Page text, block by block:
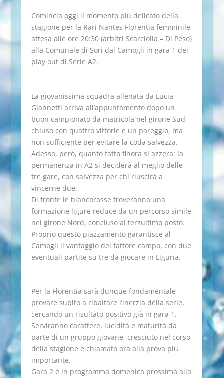
Comincia oggi il momento più delicato della
stagione per la Rari Nantes Florentia femminile,
attesa alle ore 20:30 (arbitri Scarciolla – Di Peso)
alla Comunale di Sori dal Camogli in gara 1 dei
play out di Serie A2.
La giovanissima squadra allenata da Lucia
Giannetti arriva all’appuntamento dopo un
buon campionato da matricola nel girone Sud,
chiuso con quattro vittorie e un pareggio, ma
non sufficiente per evitare la coda salvezza.
Adesso, però, quanto fatto finora si azzera: la
permanenza in A2 si deciderà al meglio delle
tre gare, con salvezza per chi riuscirà a
vincerne due.
Di fronte le biancorosse troveranno una
formazione ligure reduce da un percorso simile
nel girone Nord, concluso al terzultimo posto.
Proprio questo piazzamento garantisce al
Camogli il vantaggio del fattore campo, con due
eventuali partite su tre da giocare in Liguria.
Per la Florentia sarà dunque fondamentale
provare subito a ribaltare l’inerzia della serie,
cercando un risultato positivo già in gara 1.
Serviranno carattere, lucidità e maturità da
parte di un gruppo giovane, cresciuto nel corso
della stagione e chiamato ora alla prova più
importante.
Gara 2 è in programma domenica prossima alla